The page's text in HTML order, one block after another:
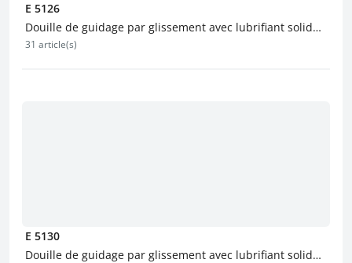
E 5126
Douille de guidage par glissement avec lubrifiant solide
et collerette
31 article(s)
E 5130
Douille de guidage par glissement avec lubrifiant solide